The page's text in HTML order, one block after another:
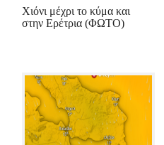
Χιόνι μέχρι το κύμα και
στην Ερέτρια (ΦΩΤΟ)